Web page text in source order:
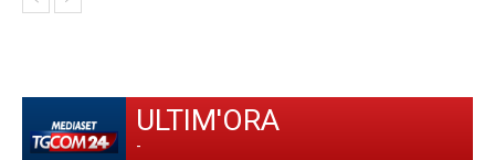
ULTIM'ORA
-